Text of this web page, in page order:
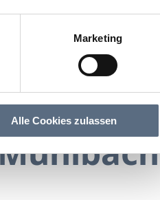
Marketing
Alle Cookies zulassen